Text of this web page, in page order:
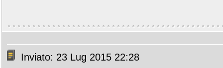
Inviato: 23 Lug 2015 22:28